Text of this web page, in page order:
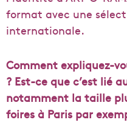
format avec une
internationale.
Comment expliquez-
? Est-ce que c’est lié
notamment la taille
foires à Paris par